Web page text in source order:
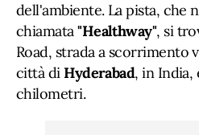
dell'ambiente. La pista, che
chiamata"Healthway", si
Road, strada a scorrimento
città diHyderabad, in India,
chilometri.